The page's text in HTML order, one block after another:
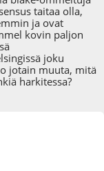
taitaa olla,
ja ovat
kovin paljon
joku
jotain muuta, mitä
harkitessa?